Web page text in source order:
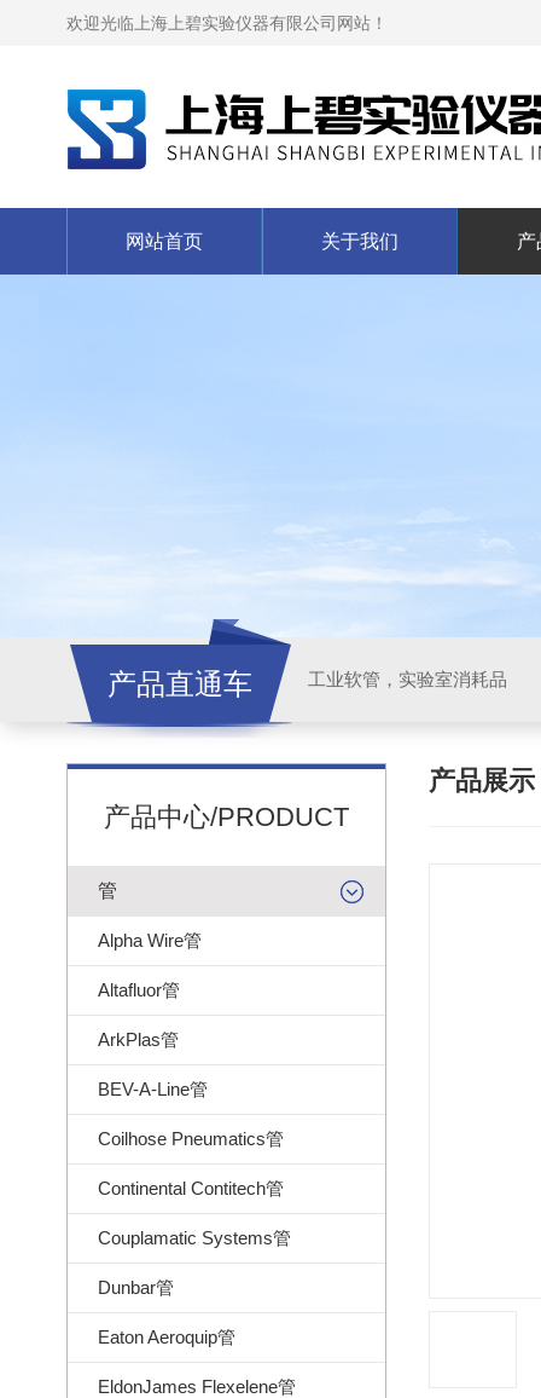
欢迎光临上海上碧实验仪器有限公司网站！
网站首页 关于我们 产
产品直通车 工业软管，实验室消耗品
产品中心/PRODUCT
管
Alpha Wire管
Altafluor管
ArkPlas管
BEV-A-Line管
Coilhose Pneumatics管
Continental Contitech管
Couplamatic Systems管
Dunbar管
Eaton Aeroquip管
EldonJames Flexelene管
产品展示